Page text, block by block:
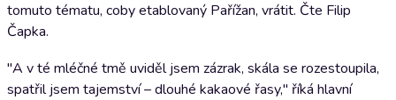
tomuto tématu, coby etablovaný Pařížan, vrátit. Čte Filip
Čapka.
"A v té mléčné tmě uviděl jsem zázrak, skála se rozestoupila,
spatřil jsem tajemství – dlouhé kakaové řasy," říká hlavní